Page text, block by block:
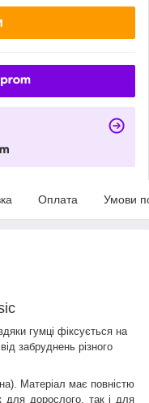
Оплата Умови
гумці фіксується на
забруднень різного
Матеріал має повністю
для дорослого, так і для